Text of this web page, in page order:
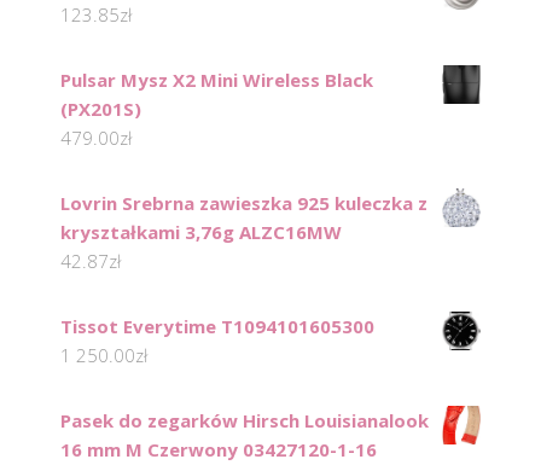
123.85zł
Pulsar Mysz X2 Mini Wireless Black
(PX201S)
479.00zł
Lovrin Srebrna zawieszka 925 kuleczka z
kryształkami 3,76g ALZC16MW
42.87zł
Tissot Everytime T1094101605300
1 250.00zł
Pasek do zegarków Hirsch Louisianalook
16 mm M Czerwony 03427120-1-16